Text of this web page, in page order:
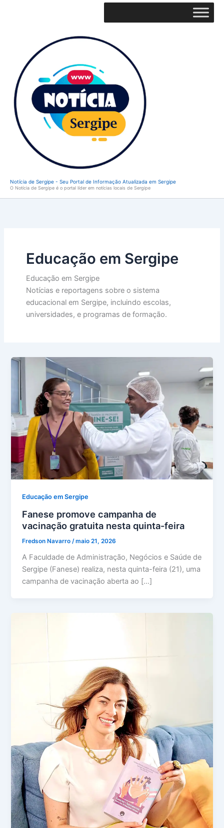
Notícia de Sergipe - Seu Portal de Informação Atualizada em Sergipe
O Notícia de Sergipe é o portal líder em notícias locais de Sergipe
Educação em Sergipe
Educação em Sergipe
Notícias e reportagens sobre o sistema
educacional em Sergipe, incluindo escolas,
universidades, e programas de formação.
Educação em Sergipe
Fanese promove campanha de
vacinação gratuita nesta quinta-feira
Fredson Navarro /maio 21, 2026
A Faculdade de Administração, Negócios e Saúde de
Sergipe (Fanese) realiza, nesta quinta-feira (21), uma
campanha de vacinação aberta ao […]